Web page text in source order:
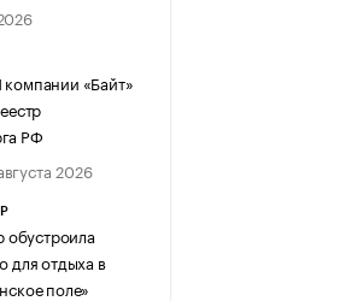
«Байт»
РФ
2026
обустроила
для отдыха в
поле»